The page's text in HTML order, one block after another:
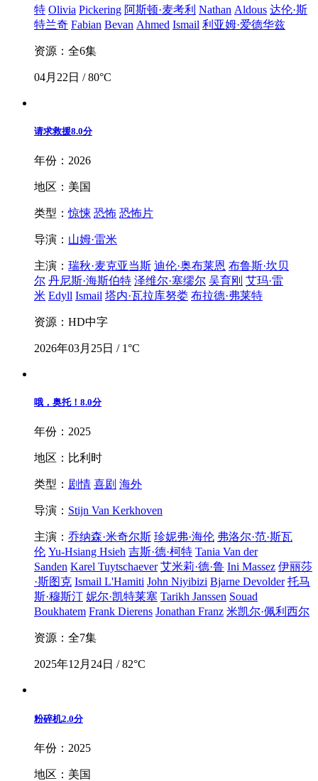
特 Olivia Pickering 阿斯顿·麦考利 Nathan Aldous 达伦·斯
特兰奇 Fabian Bevan Ahmed Ismail 利亚姆·爱德华兹
资源：全6集
04月22日 / 80°C
请求救援8.0分
年份：2026
地区：美国
类型：惊悚 恐怖 恐怖片
导演： 山姆·雷米
主演： 瑞秋·麦克亚当斯 迪伦·奥布莱恩 布鲁斯·坎贝
尔 丹尼斯·海斯伯特 泽维尔·塞缪尔 吴育刚 艾玛·雷
米 Edyll Ismail 塔内·瓦拉库努娄 布拉德·弗莱特
资源：HD中字
2026年03月25日 / 1°C
哦，奥托！ 8.0分
年份：2025
地区：比利时
类型： 剧情 喜剧 海外
导演： Stijn Van Kerkhoven
主演： 乔纳森·米奇尔斯 珍妮弗·海伦 弗洛尔·范·斯瓦
伦 Yu-Hsiang Hsieh 吉斯·德·柯特 Tania Van der
Sanden Karel Tuytschaever 艾米莉·德·鲁 Ini Massez 伊丽莎
·斯图克 Ismail L'Hamiti John Niyibizi Bjarne Devolder 托马
斯·穆斯汀 妮尔·凯特莱塞 Tarikh Janssen Souad
Boukhatem Frank Dierens Jonathan Franz 米凯尔·佩利西尔
资源：全7集
2025年12月24日 / 82°C
粉碎机2.0分
年份：2025
地区：美国